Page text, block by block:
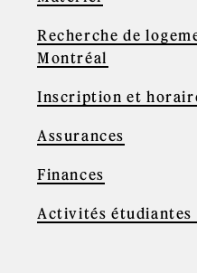
Recherche de
Montréal
Inscription et
Assurances
Finances
Activités étudiantes